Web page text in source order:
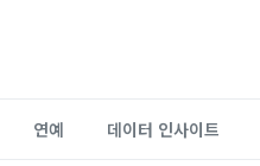
연예 데이터 인사이트